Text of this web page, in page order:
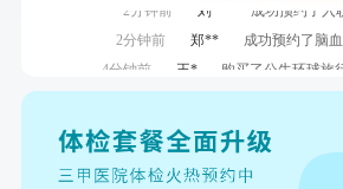
2分钟前 郑** 成功预约了脑
4分钟前 王*
购买了公牛环球旅
4分钟前
何**
购买了姚朵朵-
成功预约了男性
6分钟前
周**
成功预约了男
7分钟前
谭**
购买了中粮可益康